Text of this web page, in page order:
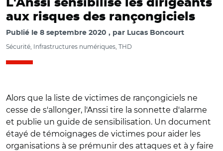
L'Anssi sensibilise les dirigeants
aux risques des rançongiciels
Publié le 8 septembre 2020 par Lucas Boncourt
Sécurité, Infrastructures numériques, THD
Alors que la liste de victimes de rançongiciels ne
cesse de s'allonger, l'Anssi tire la sonnette d'alarme
et publie un guide de sensibilisation. Un document
étayé de témoignages de victimes pour aider les
organisations à se prémunir des attaques et à y faire